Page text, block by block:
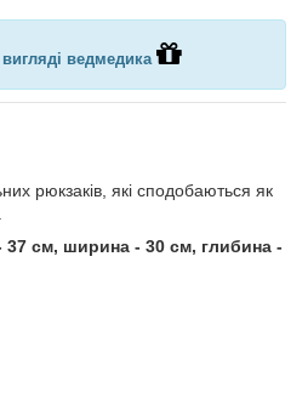
ведмедика
рюкзаків, які сподобаються як
37 см, ширина - 30 см, глибина -